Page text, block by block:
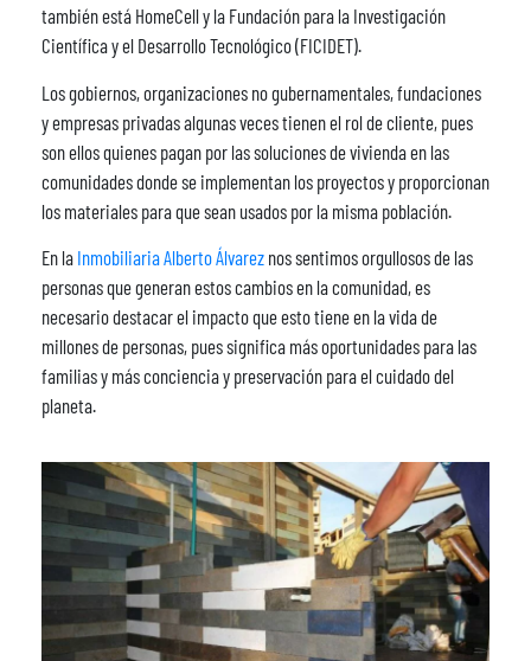
también está HomeCell y la Fundación para la Investigación
Científica y el Desarrollo Tecnológico (FICIDET).
Los gobiernos, organizaciones no gubernamentales, fundaciones
y empresas privadas algunas veces tienen el rol de cliente, pues
son ellos quienes pagan por las soluciones de vivienda en las
comunidades donde se implementan los proyectos y proporcionan
los materiales para que sean usados por la misma población.
En la Inmobiliaria Alberto Álvarez nos sentimos orgullosos de las
personas que generan estos cambios en la comunidad, es
necesario destacar el impacto que esto tiene en la vida de
millones de personas, pues significa más oportunidades para las
familias y más conciencia y preservación para el cuidado del
planeta.